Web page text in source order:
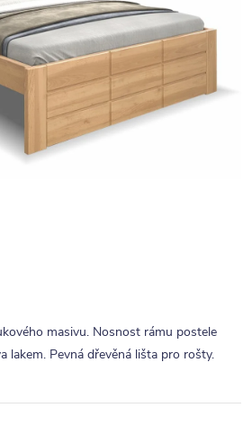
masivu. Nosnost rámu postele
lakem. Pevná dřevěná lišta pro rošty.